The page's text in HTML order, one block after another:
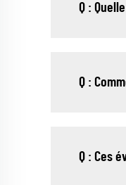
Q :
Q :
Q : Ces